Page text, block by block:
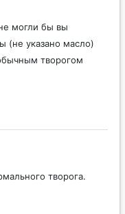
могли бы вы
(не указано масло)
творогом
творога.